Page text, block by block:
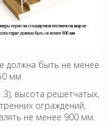
должна быть не менее
мм
высота решетчатых,
ограждений,
не менее 900 мм.